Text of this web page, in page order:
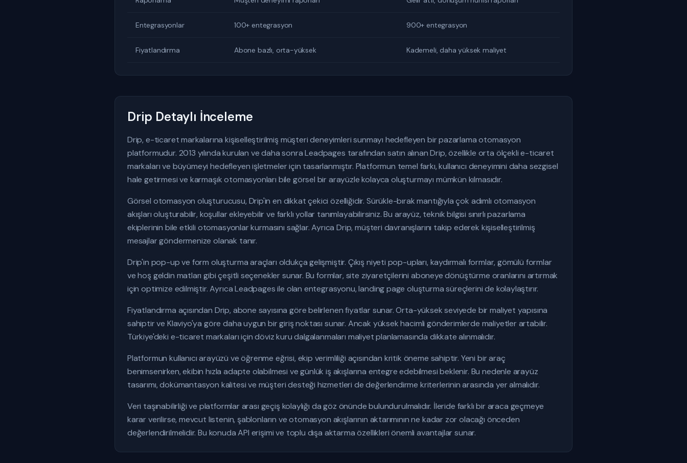
Entegrasyonlar 100+ entegrasyon 900+ entegrasyon
Fiyatlandırma Abone bazlı, orta-yüksek Kademeli, daha yüksek maliyet
Drip Detaylı İnceleme
Drip, e-ticaret markalarına kişiselleştirilmiş müşteri deneyimleri sunmayı hedefleyen bir pazarlama otomasyon
platformudur. 2013 yılında kurulan ve daha sonra Leadpages tarafından satın alınan Drip, özellikle orta ölçekli e-ticaret
markaları ve büyümeyi hedefleyen işletmeler için tasarlanmıştır. Platformun temel farkı, kullanıcı deneyimini daha sezgisel
hale getirmesi ve karmaşık otomasyonları bile görsel bir arayüzle kolayca oluşturmayı mümkün kılmasıdır.
Görsel otomasyon oluşturucusu, Drip'in en dikkat çekici özelliğidir. Sürükle-bırak mantığıyla çok adımlı otomasyon
akışları oluşturabilir, koşullar ekleyebilir ve farklı yollar tanımlayabilirsiniz. Bu arayüz, teknik bilgisi sınırlı pazarlama
ekiplerinin bile etkili otomasyonlar kurmasını sağlar. Ayrıca Drip, müşteri davranışlarını takip ederek kişiselleştirilmiş
mesajlar göndermenize olanak tanır.
Drip'in pop-up ve form oluşturma araçları oldukça gelişmiştir. Çıkış niyeti pop-upları, kaydırmalı formlar, gömülü formlar
ve hoş geldin matları gibi çeşitli seçenekler sunar. Bu formlar, site ziyaretçilerini aboneye dönüştürme oranlarını artırmak
için optimize edilmiştir. Ayrıca Leadpages ile olan entegrasyonu, landing page oluşturma süreçlerini de kolaylaştırır.
Fiyatlandırma açısından Drip, abone sayısına göre belirlenen fiyatlar sunar. Orta-yüksek seviyede bir maliyet yapısına
sahiptir ve Klaviyo'ya göre daha uygun bir giriş noktası sunar. Ancak yüksek hacimli gönderimlerde maliyetler artabilir.
Türkiye'deki e-ticaret markaları için döviz kuru dalgalanmaları maliyet planlamasında dikkate alınmalıdır.
Platformun kullanıcı arayüzü ve öğrenme eğrisi, ekip verimliliği açısından kritik öneme sahiptir. Yeni bir araç
benimsenirken, ekibin hızla adapte olabilmesi ve günlük iş akışlarına entegre edebilmesi beklenir. Bu nedenle arayüz
tasarımı, dokümantasyon kalitesi ve müşteri desteği hizmetleri de değerlendirme kriterlerinin arasında yer almalıdır.
Veri taşınabilirliği ve platformlar arası geçiş kolaylığı da göz önünde bulundurulmalıdır. İleride farklı bir araca geçmeye
karar verilirse, mevcut listenin, şablonların ve otomasyon akışlarının aktarımının ne kadar zor olacağı önceden
değerlendirilmelidir. Bu konuda API erişimi ve toplu dışa aktarma özellikleri önemli avantajlar sunar.